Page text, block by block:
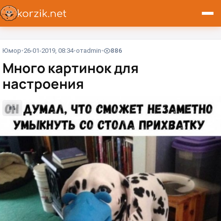
Юмор 26-01-2019, 08:34 отadmin 886
Много картинок для
настроения
#1